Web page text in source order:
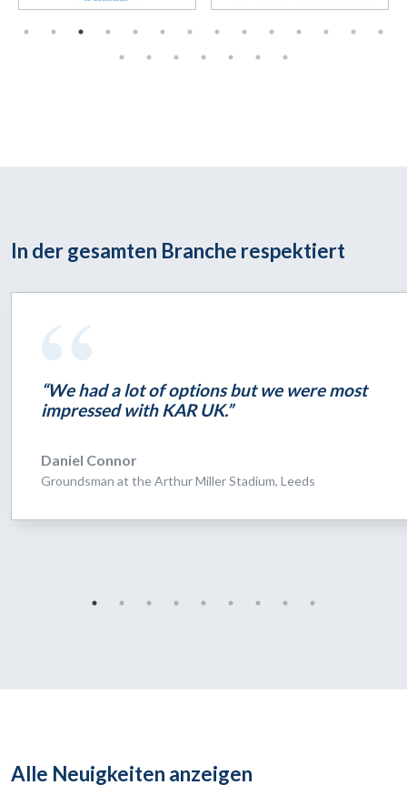
In der gesamten Branche respektiert
“We had a lot of options but we were most
impressed with KAR UK.”
Daniel Connor
Groundsman at the Arthur Miller Stadium, Leeds
Alle Neuigkeiten anzeigen